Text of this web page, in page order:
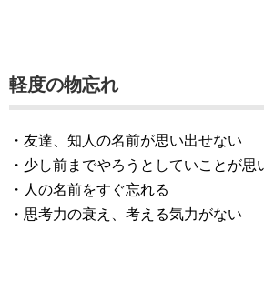
軽度の物忘れ
・友達、知人の名前が思い出せない
・少し前までやろうとしていことが思
・人の名前をすぐ忘れる
・思考力の衰え、考える気力がない